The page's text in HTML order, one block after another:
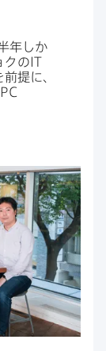
年しか​
クの IT
提に、